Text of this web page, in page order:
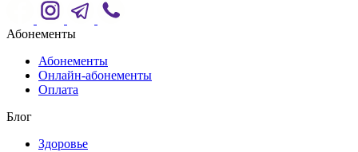
Абонементы
Абонементы
Онлайн-абонементы
Оплата
Блог
Здоровье